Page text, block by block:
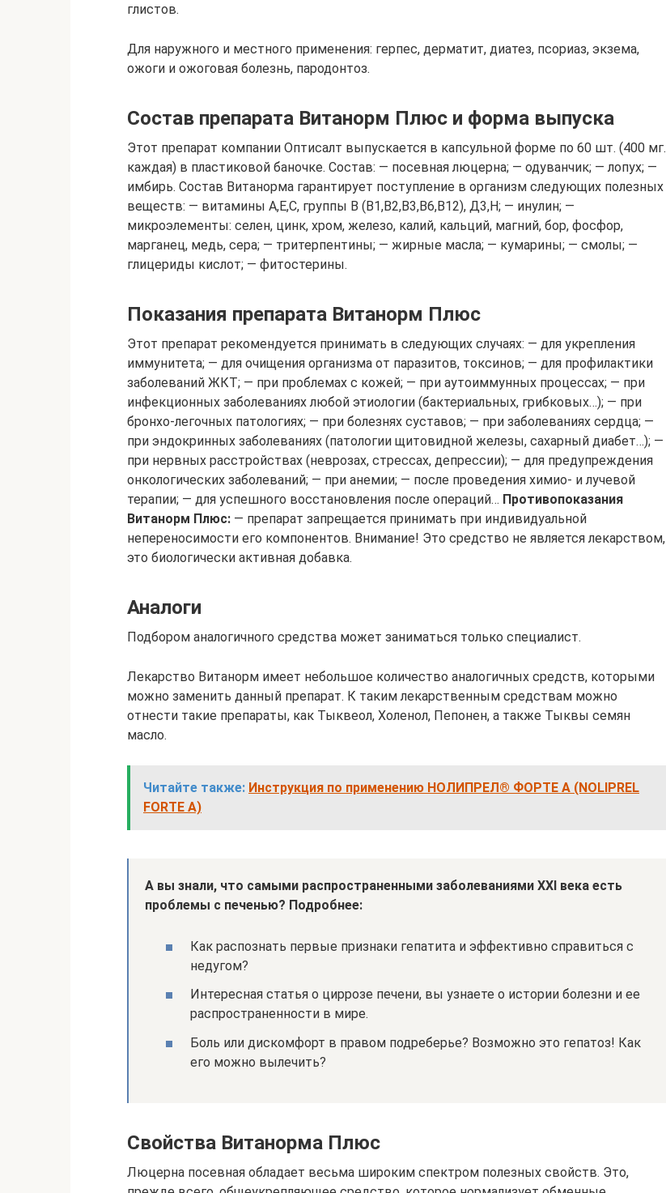
глистов.
Для наружного и местного применения: герпес, дерматит, диатез, псориаз, экзема,
ожоги и ожоговая болезнь, пародонтоз.
Состав препарата Витанорм Плюс и форма выпуска
Этот препарат компании Оптисалт выпускается в капсульной форме по 60 шт. (400 мг.
каждая) в пластиковой баночке. Состав: — посевная люцерна; — одуванчик; — лопух; —
имбирь. Состав Витанорма гарантирует поступление в организм следующих полезных
веществ: — витамины А,Е,С, группы В (В1,В2,В3,В6,В12), Д3,Н; — инулин; —
микроэлементы: селен, цинк, хром, железо, калий, кальций, магний, бор, фосфор,
марганец, медь, сера; — тритерпентины; — жирные масла; — кумарины; — смолы; —
глицериды кислот; — фитостерины.
Показания препарата Витанорм Плюс
Этот препарат рекомендуется принимать в следующих случаях: — для укрепления
иммунитета; — для очищения организма от паразитов, токсинов; — для профилактики
заболеваний ЖКТ; — при проблемах с кожей; — при аутоиммунных процессах; — при
инфекционных заболеваниях любой этиологии (бактериальных, грибковых…); — при
бронхо-легочных патологиях; — при болезнях суставов; — при заболеваниях сердца; —
при эндокринных заболеваниях (патологии щитовидной железы, сахарный диабет…); —
при нервных расстройствах (неврозах, стрессах, депрессии); — для предупреждения
онкологических заболеваний; — при анемии; — после проведения химио- и лучевой
терапии; — для успешного восстановления после операций… Противопоказания
Витанорм Плюс: — препарат запрещается принимать при индивидуальной
непереносимости его компонентов. Внимание! Это средство не является лекарством,
это биологически активная добавка.
Аналоги
Подбором аналогичного средства может заниматься только специалист.
Лекарство Витанорм имеет небольшое количество аналогичных средств, которыми
можно заменить данный препарат. К таким лекарственным средствам можно
отнести такие препараты, как Тыквеол, Холенол, Пепонен, а также Тыквы семян
масло.
Читайте также: Инструкция по применению НОЛИПРЕЛ® ФОРТЕ А (NOLIPREL
FORTE A)
А вы знали, что самыми распространенными заболеваниями XXI века есть
проблемы с печенью? Подробнее:
Как распознать первые признаки гепатита и эффективно справиться с
недугом?
Интересная статья о циррозе печени, вы узнаете о истории болезни и ее
распространенности в мире.
Боль или дискомфорт в правом подреберье? Возможно это гепатоз! Как
его можно вылечить?
Свойства Витанорма Плюс
Люцерна посевная обладает весьма широким спектром полезных свойств. Это,